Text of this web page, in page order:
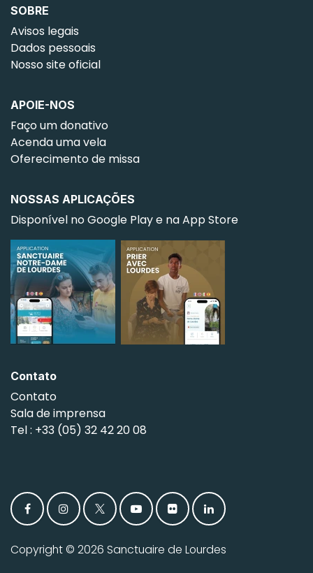
SOBRE
Avisos legais
Dados pessoais
Nosso site oficial
APOIE-NOS
Faço um donativo
Acenda uma vela
Oferecimento de missa
NOSSAS APLICAÇÕES
Disponível no Google Play e na App Store
Contato
Contato
Sala de imprensa
Tel : +33 (05) 32 42 20 08
Copyright © 2026 Sanctuaire de Lourdes